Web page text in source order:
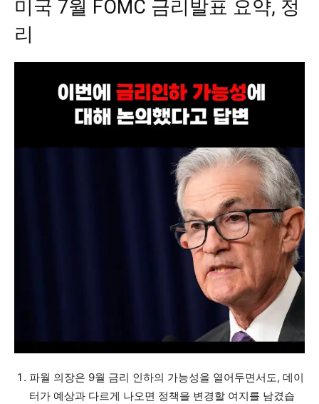
미국 7월 FOMC 금리발표 요약, 정
리
파월 의장은 9월 금리 인하의 가능성을 열어두면서도, 데이
터가 예상과 다르게 나오면 정책을 변경할 여지를 남겼습